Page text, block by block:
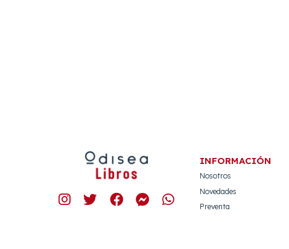
INFORMACIÓN
Nosotros
Novedades
Preventa